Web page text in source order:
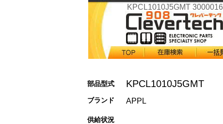
KPCL1010J5GMT 3000016
部品型式 KPCL1010J5GMT
ブランド APPL
供給状況